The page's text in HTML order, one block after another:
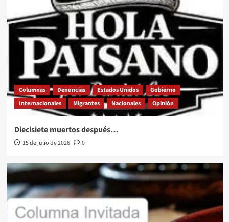
Columnas Denuncias Estados Unidos
Gobierno
Internacionales
Migrantes Nacionales Opinión
Diecisiete muertos después…
15 de julio de 2026 0